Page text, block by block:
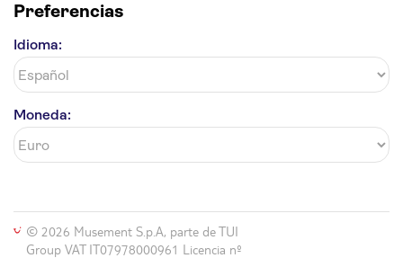
Preferencias
Idioma:
Moneda:
© 2026 Musement S.p.A, parte de TUI
Group VAT IT07978000961 Licencia nº